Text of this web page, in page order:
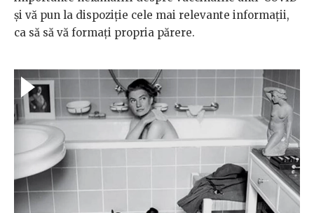
și vă pun la dispoziție cele mai relevante informații,
ca să să vă formați propria părere.